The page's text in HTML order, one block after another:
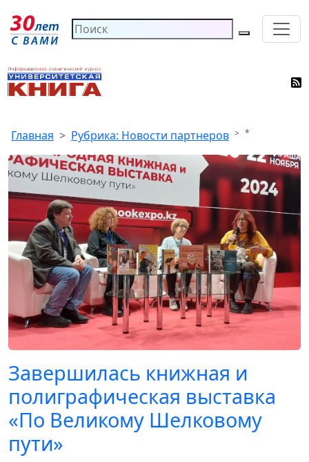
Главная Рубрика: Новости партнеров *
Завершилась книжная и
полиграфическая выставка
«По Великому Шелковому
пути»